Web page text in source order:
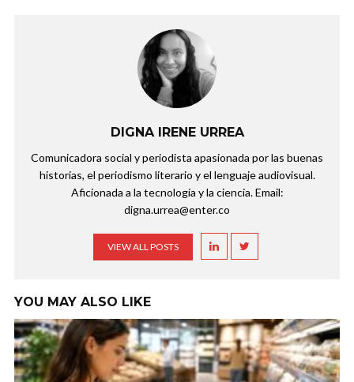
DIGNA IRENE URREA
Comunicadora social y periodista apasionada por las buenas
historias, el periodismo literario y el lenguaje audiovisual.
Aficionada a la tecnología y la ciencia. Email:
digna.urrea@enter.co
VIEW ALL POSTS
YOU MAY ALSO LIKE